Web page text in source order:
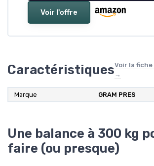
Voir l'offre
CaractéristiquesVoir la
→
Marque GRAM PRES
Une balance à 300 kg
faire (ou presque)